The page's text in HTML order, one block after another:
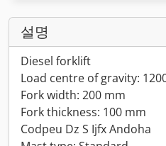
설명
Diesel forklift
Load centre of gravity:
Fork width: 200 mm
Fork thickness: 100 mm
Codpeu Dz S Ijfx Andoha